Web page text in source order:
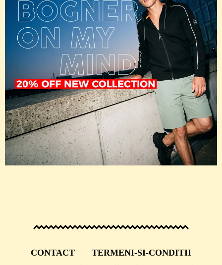
CONTACT TERMENI-SI-CONDITII